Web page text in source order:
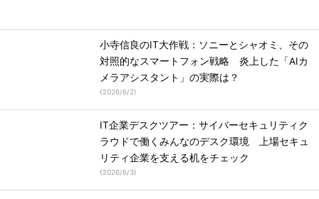
小寺信良のIT大作戦：ソニーとシャオミ、その
対照的なスマートフォン戦略 炎上した「AIカ
メラアシスタント」の実際は？
(2026/6/2)
IT企業デスクツアー：サイバーセキュリティク
ラウドで働くみんなのデスク環境 上場セキュ
リティ企業を支える机をチェック
(2026/6/3)